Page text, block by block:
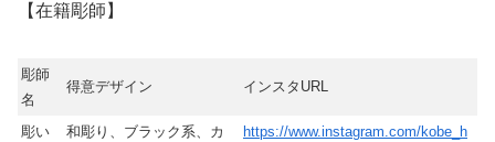
【在籍彫師】
彫師
名
得意デザイン インスタURL
彫い
和彫り、ブラック系、カ
https://www.instagram.com/kobe_h